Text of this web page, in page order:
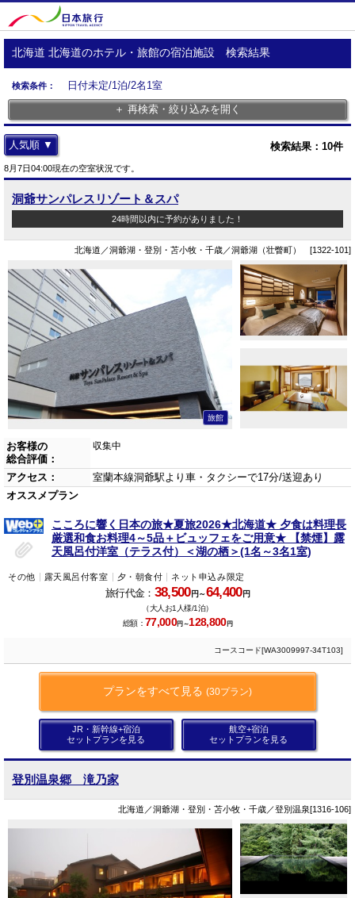
北海道 北海道のホテル・旅館の宿泊施設 検索結果
検索条件：
日付未定/1泊/2名1室
＋ 再検索・絞り込みを開く
検索結果： 10件
人気順 ▼
8月7日04:00現在の空室状況です。
洞爺サンパレスリゾート＆スパ
24時間以内に予約がありました！
北海道／洞爺湖・登別・苫小牧・千歳／洞爺湖（壮瞥町） [1322-101]
旅館
お客様の
総合評価：
収集中
アクセス：
室蘭本線洞爺駅より車・タクシーで17分/送迎あり
オススメプラン
こころに響く日本の旅★夏旅2026★北海道★ 夕食は料理長
厳選和食お料理4～5品＋ビュッフェをご用意★ 【禁煙】露
天風呂付洋室（テラス付）＜湖の栖＞(1名～3名1室)
その他 露天風呂付客室 夕・朝食付 ネット申込み限定
旅行代金： 38,500円～64,400円
（大人お1人様/1泊）
総額： 77,000円～128,800円
コースコード[WA3009997-34T103]
プランをすべて見る (30プラン)
JR・新幹線+宿泊
セットプランを見る
航空+宿泊
セットプランを見る
登別温泉郷 滝乃家
北海道／洞爺湖・登別・苫小牧・千歳／登別温泉[1316-106]